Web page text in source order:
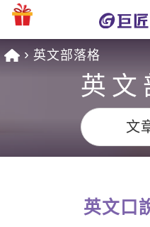
日語課程總表
英文部落格
英文
文
英文口